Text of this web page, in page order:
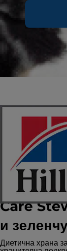
Hill's
Care
и
Диетична храна